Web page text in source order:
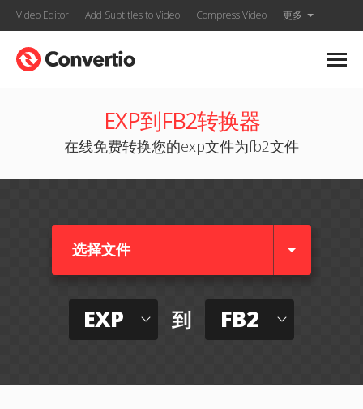
Video Editor Add Subtitles to Video Compress Video 更多
EXP到FB2转换器
在线免费转换您的exp文件为fb2文件
选择文件
EXP 到 FB2